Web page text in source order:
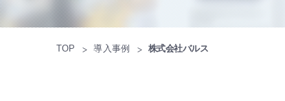
TOP 導入事例 株式会社バルス